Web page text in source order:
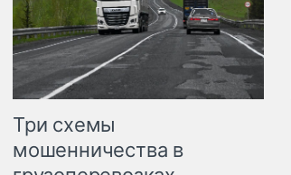
Три схемы
мошенничества в